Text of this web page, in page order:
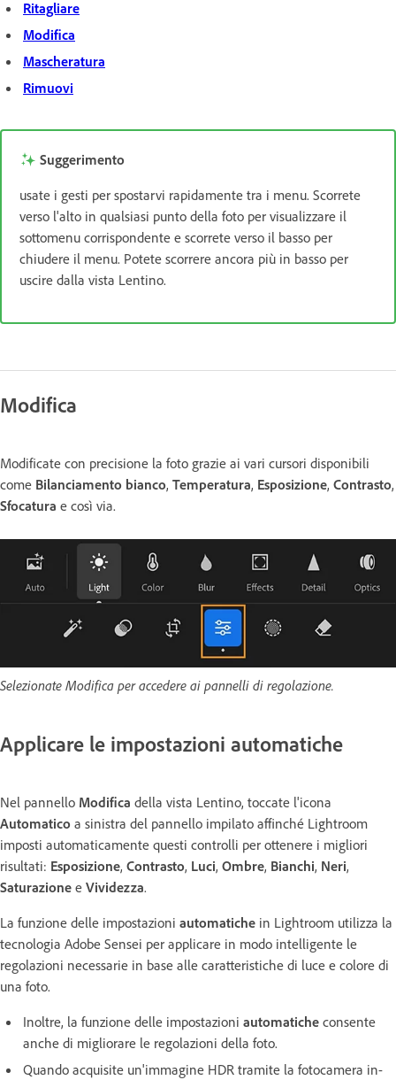
Ritagliare
Modifica
Mascheratura
Rimuovi
Suggerimento
usate i gesti per spostarvi rapidamente tra i menu. Scorrete
verso l'alto in qualsiasi punto della foto per visualizzare il
sottomenu corrispondente e scorrete verso il basso per
chiudere il menu. Potete scorrere ancora più in basso per
uscire dalla vista Lentino.
Modifica
Modificate con precisione la foto grazie ai vari cursori disponibili
come Bilanciamento bianco, Temperatura, Esposizione, Contrasto,
Sfocatura e così via.
Selezionate Modifica per accedere ai pannelli di regolazione.
Applicare le impostazioni automatiche
Nel pannello Modifica della vista Lentino, toccate l'icona
Automatico a sinistra del pannello impilato affinché Lightroom
imposti automaticamente questi controlli per ottenere i migliori
risultati: Esposizione, Contrasto, Luci, Ombre, Bianchi, Neri,
Saturazione e Vividezza.
La funzione delle impostazioni automatiche in Lightroom utilizza la
tecnologia Adobe Sensei per applicare in modo intelligente le
regolazioni necessarie in base alle caratteristiche di luce e colore di
una foto.
Inoltre, la funzione delle impostazioni automatiche consente
anche di migliorare le regolazioni della foto.
Quando acquisite un'immagine HDR tramite la fotocamera in-